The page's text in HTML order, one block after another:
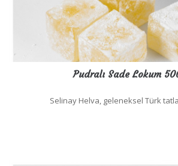
Pudralı Sade Lokum
Selinay Helva, geleneksel Türk